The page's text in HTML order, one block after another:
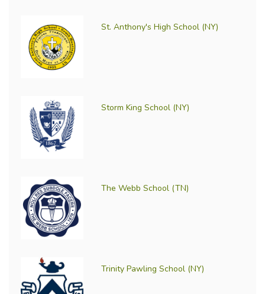
St. Anthony's High School (NY)
Storm King School (NY)
The Webb School (TN)
Trinity Pawling School (NY)